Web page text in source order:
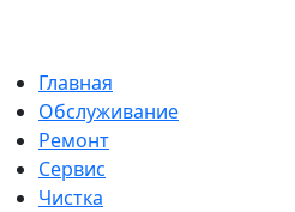
Главная
Обслуживание
Ремонт
Сервис
Чистка